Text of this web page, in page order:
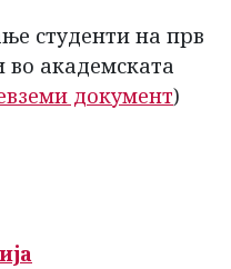
студенти на прв
во академската
документ)